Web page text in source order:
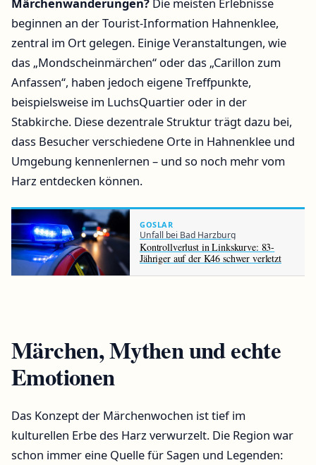
beginnen an der Tourist-Information Hahnenklee,
zentral im Ort gelegen. Einige Veranstaltungen, wie
das „Mondscheinmärchen“ oder das „Carillon zum
Anfassen“, haben jedoch eigene Treffpunkte,
beispielsweise im LuchsQuartier oder in der
Stabkirche. Diese dezentrale Struktur trägt dazu bei,
dass Besucher verschiedene Orte in Hahnenklee und
Umgebung kennenlernen – und so noch mehr vom
Harz entdecken können.
GOSLAR
Unfall bei Bad Harzburg
Kontrollverlust in Linkskurve: 83-
Jähriger auf der K46 schwer verletzt
Märchen, Mythen und echte
Emotionen
Das Konzept der Märchenwochen ist tief im
kulturellen Erbe des Harz verwurzelt. Die Region war
schon immer eine Quelle für Sagen und Legenden: